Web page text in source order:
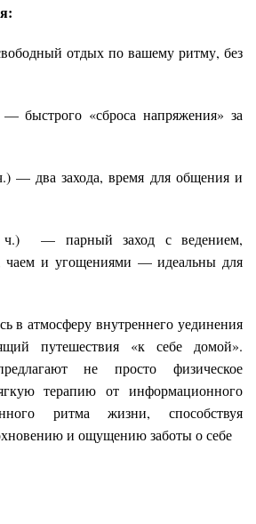
отдых по вашему ритму, без
быстрого «сброса напряжения» за
— два захода, время для общения и
ч.) — парный заход с ведением,
чаем и угощениями — идеальны для
в атмосферу внутреннего уединения
путешествия «к себе домой».
не просто физическое
терапию от информационного
ритма жизни, способствуя
и ощущению заботы о себе